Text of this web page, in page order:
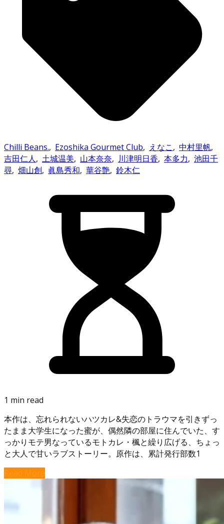
Chilli Beans., Ezoshika Gourmet Club, えなこ, 中村里帆,
吉田仁人, 土城温美, 山本奈奈, 川津明日香, 本多力, 池田千
尋, 畑山創, 眞島秀和, 華谷艶, 鈴木仁
1 min read
本作は、忘れられないハツカレ&失恋のトラウマを引きずっ
たまま大学生になった蜜が、偶然隣の部屋に住んでいた、す
っかりモテ男なっているモトカレ・楓と繰り広げる、ちょっ
と大人で甘いラブストーリー。原作は、累計発行部数1
Read More